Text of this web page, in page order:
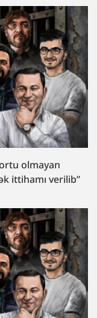
olmayan
ittihamı verilib”